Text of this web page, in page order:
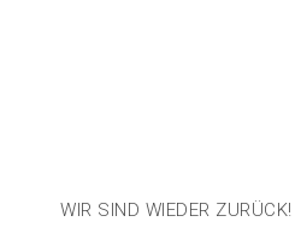
WIR SIND WIEDER ZURÜCK!